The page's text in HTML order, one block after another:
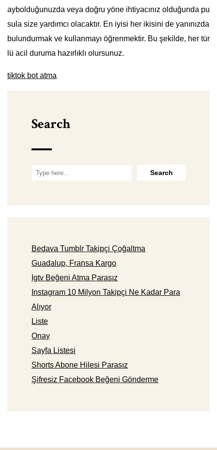
aybolduğunuzda veya doğru yöne ihtiyacınız olduğunda pu
sula size yardımcı olacaktır. En iyisi her ikisini de yanınızda
bulundurmak ve kullanmayı öğrenmektir. Bu şekilde, her tür
lü acil duruma hazırlıklı olursunuz.
tiktok bot atma
Search
Bedava Tumblr Takipçi Çoğaltma
Guadalup, Fransa Kargo
Igtv Beğeni Atma Parasız
Instagram 10 Milyon Takipçi Ne Kadar Para
Alıyor
Liste
Onay
Sayfa Listesi
Shorts Abone Hilesi Parasız
Şifresiz Facebook Beğeni Gönderme